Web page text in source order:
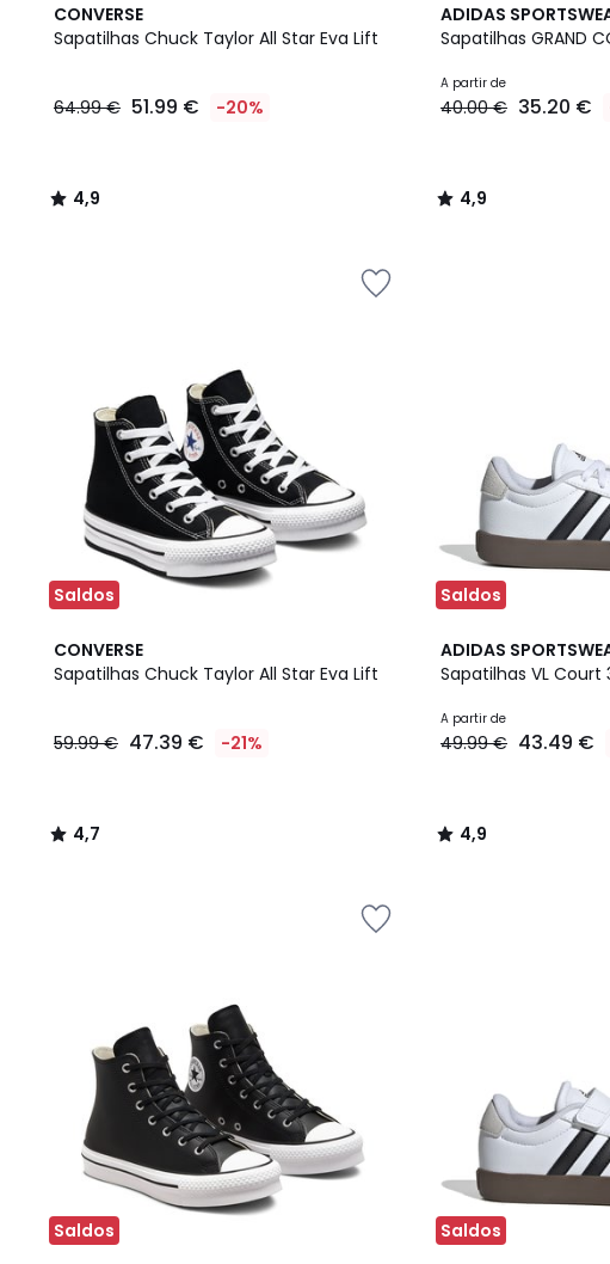
CONVERSE
Sapatilhas Chuck Taylor All Star Eva Lift
64.99 € 51.99 € -20%
4,9
/ 5
4,9
/
ADIDAS
Sapatilhas GRAND
A partir de
40.00 € 35.20 €
4,9
/ 5
4
Cores
4,9
/
Saldos
CONVERSE
Sapatilhas Chuck Taylor All Star Eva Lift
59.99 € 47.39 € -21%
4,7
/ 5
4,7
/
Saldos
ADIDAS
Sapatilhas VL Court
A partir de
49.99 € 43.49 €
4,9
/ 5
3
Cores
4,9
/
Saldos Saldos